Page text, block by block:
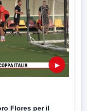
▶
Flores per il